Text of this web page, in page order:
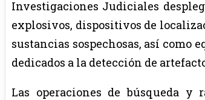
Investigaciones Judiciales
explosivos, dispositivos de
sustancias sospechosas, así como
dedicados a la detección de
Las operaciones de búsqueda y